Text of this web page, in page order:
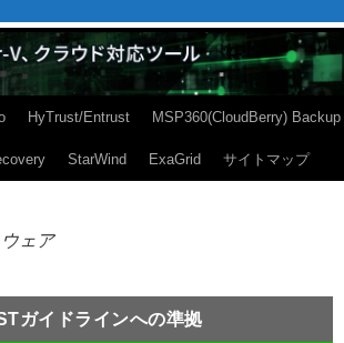
HyTrust/Entrust MSP360(CloudBerry) Backup
StarWind ExaGrid サイトマップ
ェア
ガイドラインへの準拠